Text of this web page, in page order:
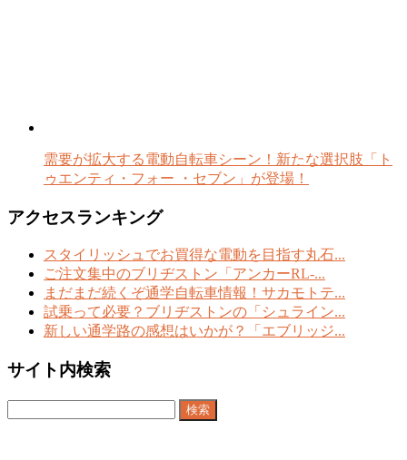
需要が拡大する電動自転車シーン！新たな選択肢「ト
ゥエンティ・フォー ・セブン」が登場！
アクセスランキング
スタイリッシュでお買得な電動を目指す丸石...
ご注文集中のブリヂストン「アンカーRL-...
まだまだ続くぞ通学自転車情報！サカモトテ...
試乗って必要？ブリヂストンの「シュライン...
新しい通学路の感想はいかが？「エブリッジ...
サイト内検索